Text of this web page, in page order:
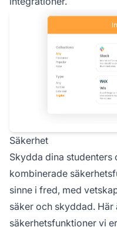
Säkerhet
Skydda dina studenters
kombinerade
sinne i fred, med
säker och skyddad. Här
säkerhetsfunktioner vi